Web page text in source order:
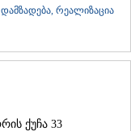
რეალიზაცია
ქუჩა 33